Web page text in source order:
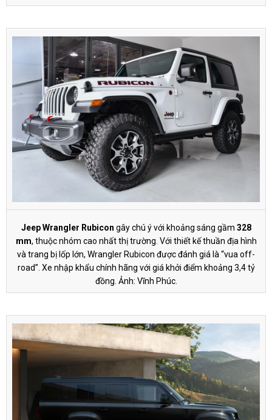
Jeep Wrangler Rubicon gây chú ý với khoảng sáng gầm 328
mm, thuộc nhóm cao nhất thị trường. Với thiết kế thuần địa hình
và trang bị lốp lớn, Wrangler Rubicon được đánh giá là “vua off-
road”. Xe nhập khẩu chính hãng với giá khởi điểm khoảng 3,4 tỷ
đồng. Ảnh: Vĩnh Phúc.